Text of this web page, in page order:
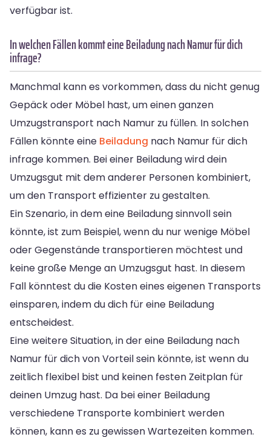
verfügbar ist.
In welchen Fällen kommt eine Beiladung nach Namur für dich
infrage?
Manchmal kann es vorkommen, dass du nicht genug
Gepäck oder Möbel hast, um einen ganzen
Umzugstransport nach Namur zu füllen. In solchen
Fällen könnte eine Beiladung nach Namur für dich
infrage kommen. Bei einer Beiladung wird dein
Umzugsgut mit dem anderer Personen kombiniert,
um den Transport effizienter zu gestalten.
Ein Szenario, in dem eine Beiladung sinnvoll sein
könnte, ist zum Beispiel, wenn du nur wenige Möbel
oder Gegenstände transportieren möchtest und
keine große Menge an Umzugsgut hast. In diesem
Fall könntest du die Kosten eines eigenen Transports
einsparen, indem du dich für eine Beiladung
entscheidest.
Eine weitere Situation, in der eine Beiladung nach
Namur für dich von Vorteil sein könnte, ist wenn du
zeitlich flexibel bist und keinen festen Zeitplan für
deinen Umzug hast. Da bei einer Beiladung
verschiedene Transporte kombiniert werden
können, kann es zu gewissen Wartezeiten kommen.